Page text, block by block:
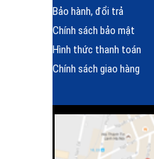
Bảo hành, đổi trả
Chính sách bảo mật
Hình thức thanh toán
Chính sách giao hàng